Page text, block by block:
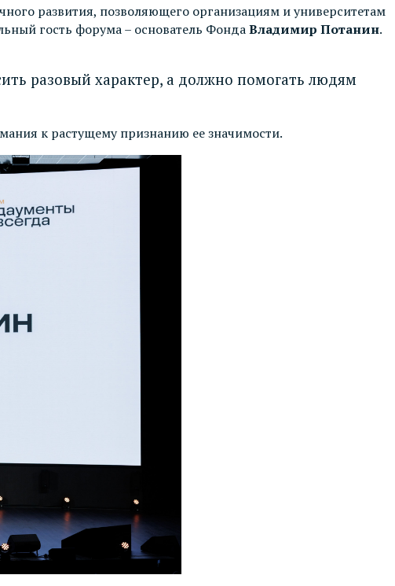
развития, позволяющего организациям и университетам
гость форума – основатель ФондаВладимир Потанин.
разовый характер, а должно помогать людям
к растущему признанию ее значимости.